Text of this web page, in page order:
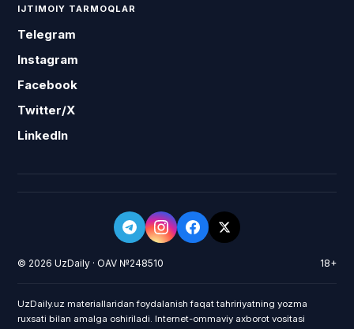
IJTIMOIY TARMOQLAR
Telegram
Instagram
Facebook
Twitter/X
LinkedIn
© 2026 UzDaily · OAV №248510 18+
UzDaily.uz materiallaridan foydalanish faqat tahririyatning yozma
ruxsati bilan amalga oshiriladi. Internet-ommaviy axborot vositasi